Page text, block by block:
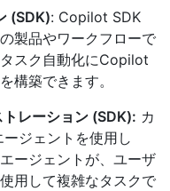
(SDK): Copilot SDK
製品やワークフローで
スク自動化にCopilot
構築できます。
レーション (SDK): カ
ジェントを使用し
ージェントが、ユーザ
用して複雑なタスクで